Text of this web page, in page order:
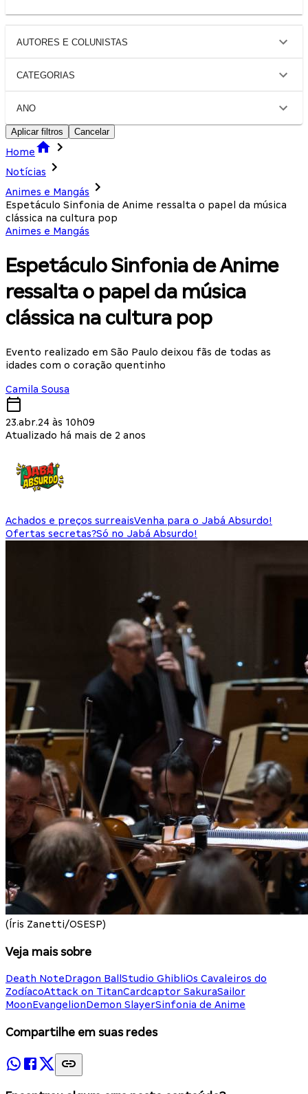
AUTORES E COLUNISTAS
CATEGORIAS
ANO
Aplicar filtros Cancelar
Home
Notícias
Animes e Mangás
Espetáculo Sinfonia de Anime ressalta o papel da música
clássica na cultura pop
Animes e Mangás
Espetáculo Sinfonia de Anime
ressalta o papel da música
clássica na cultura pop
Evento realizado em São Paulo deixou fãs de todas as
idades com o coração quentinho
Camila Sousa
23.abr.24 às 10h09
Atualizado há mais de 2 anos
Achados e preços surreaisVenha para o Jabá Absurdo!
Ofertas secretas?Só no Jabá Absurdo!
(Íris Zanetti/OSESP)
Veja mais sobre
Death NoteDragon Ball Studio GhibliOs Cavaleiros do
ZodíacoAttack on TitanCardcaptor SakuraSailor
MoonEvangelionDemon SlayerSinfonia de Anime
Compartilhe em suas redes